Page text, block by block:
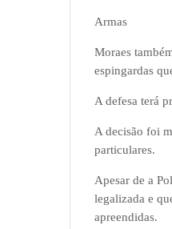
Armas
Moraes
espingardas
A defesa terá
A decisão foi
particulares.
Apesar de a
legalizada e
apreendidas.